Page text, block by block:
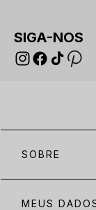
SIGA-NOS
SOBRE
MEUS